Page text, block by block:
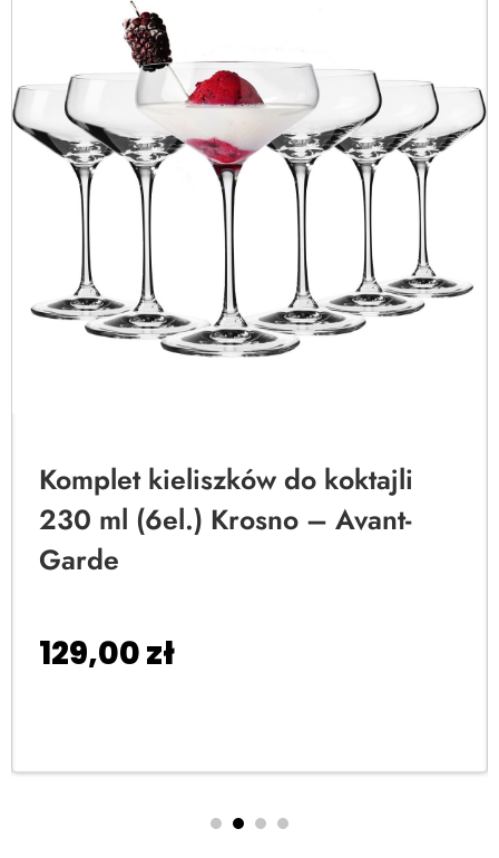
Komplet kieliszków do koktajli
230 ml (6el.) Krosno – Avant-
Garde
129,00zł